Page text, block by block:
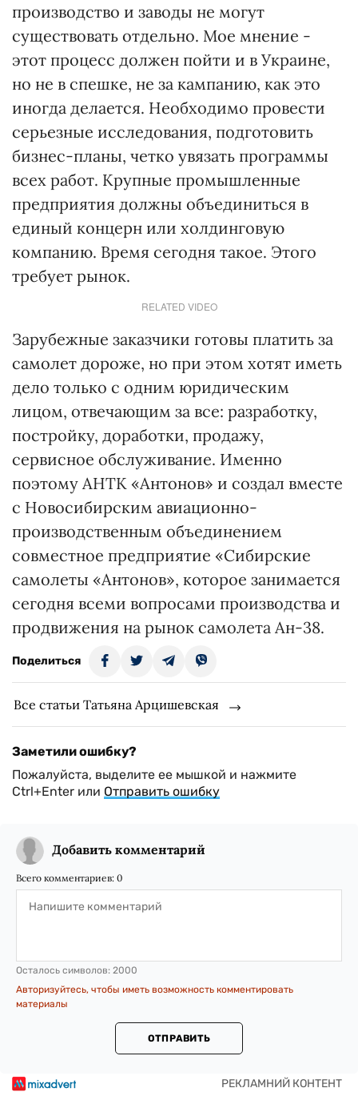
производство и заводы не могут
существовать отдельно. Мое мнение -
этот процесс должен пойти и в Украине,
но не в спешке, не за кампанию, как это
иногда делается. Необходимо провести
серьезные исследования, подготовить
бизнес-планы, четко увязать программы
всех работ. Крупные промышленные
предприятия должны объединиться в
единый концерн или холдинговую
компанию. Время сегодня такое. Этого
требует рынок.
RELATED VIDEO
Зарубежные заказчики готовы платить за
самолет дороже, но при этом хотят иметь
дело только с одним юридическим
лицом, отвечающим за все: разработку,
постройку, доработки, продажу,
сервисное обслуживание. Именно
поэтому АНТК «Антонов» и создал вместе
с Новосибирским авиационно-
производственным объединением
совместное предприятие «Сибирские
самолеты «Антонов», которое занимается
сегодня всеми вопросами производства и
продвижения на рынок самолета Ан-38.
Поделиться
Все статьи Татьяна Арцишевская
Заметили ошибку?
Пожалуйста, выделите ее мышкой и нажмите
Ctrl+Enter или Отправить ошибку
Добавить комментарий
Всего комментариев: 0
Осталось символов: 2000
Авторизуйтесь, чтобы иметь возможность комментировать
материалы
ОТПРАВИТЬ